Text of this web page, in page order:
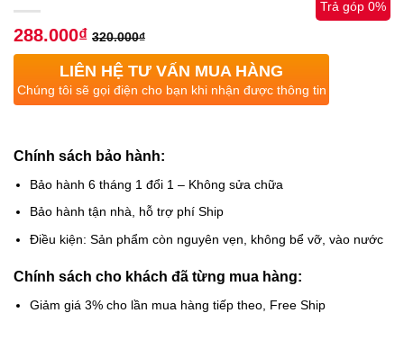
288.000₫ 320.000₫
Trả góp 0%
LIÊN HỆ TƯ VẤN MUA HÀNG
Chúng tôi sẽ gọi điện cho bạn khi nhận được thông tin
Chính sách bảo hành:
Bảo hành 6 tháng 1 đổi 1 – Không sửa chữa
Bảo hành tận nhà, hỗ trợ phí Ship
Điều kiện: Sản phẩm còn nguyên vẹn, không bể vỡ, vào nước
Chính sách cho khách đã từng mua hàng:
Giảm giá 3% cho lần mua hàng tiếp theo, Free Ship